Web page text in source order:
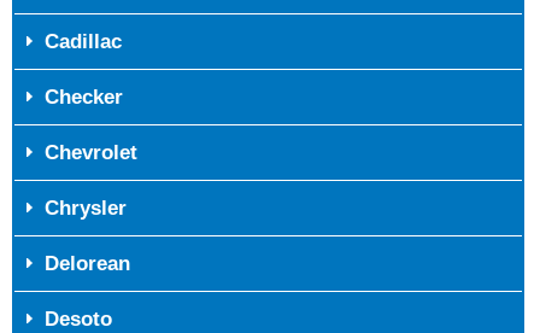
Cadillac
Checker
Chevrolet
Chrysler
Delorean
Desoto